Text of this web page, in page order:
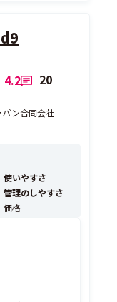
4.2 20
パン合同会社
使いやすさ
管理のしやすさ
価格